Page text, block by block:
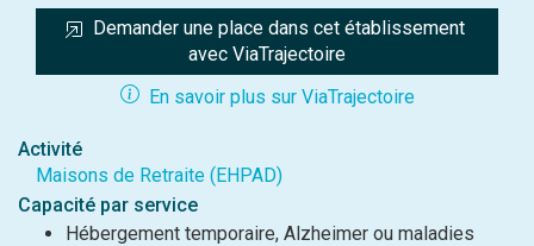
Demander une place dans cet établissement
avec ViaTrajectoire
En savoir plus sur ViaTrajectoire
Activité
Maisons de Retraite (EHPAD)
Capacité par service
Hébergement temporaire, Alzheimer ou maladies